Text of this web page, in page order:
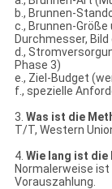
b., Brunnen-
c., Brunnen-
Durchmesser,
d.,
Phase 3)
e., Ziel-Budget
f., spezielle
3. Was ist die
T/T, Western
4. Wie lang ist
Normalerweise
Vorauszahlung.